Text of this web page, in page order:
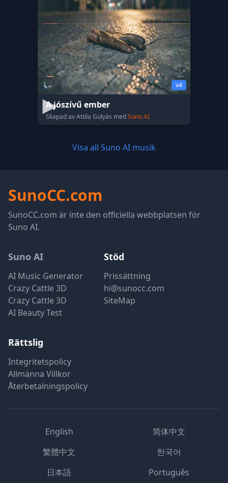
v4
A jószívű ember
Skapad av Attila Gulyás medSuno AI
Visa all Suno AI musik
SunoCC.com
SunoCC.com är inte den officiella webbplatsen för
Suno AI.
Suno AI
AI Music Generator
Crazy Cattle 3D
Crazy Cattle 3D
AI Beauty Test
Stöd
Prissättning
hi@sunocc.com
SiteMap
Rättslig
Integritetspolicy
Allmänna Villkor
Återbetalningspolicy
English
简体中文
繁體中文
한국어
日本語
Português